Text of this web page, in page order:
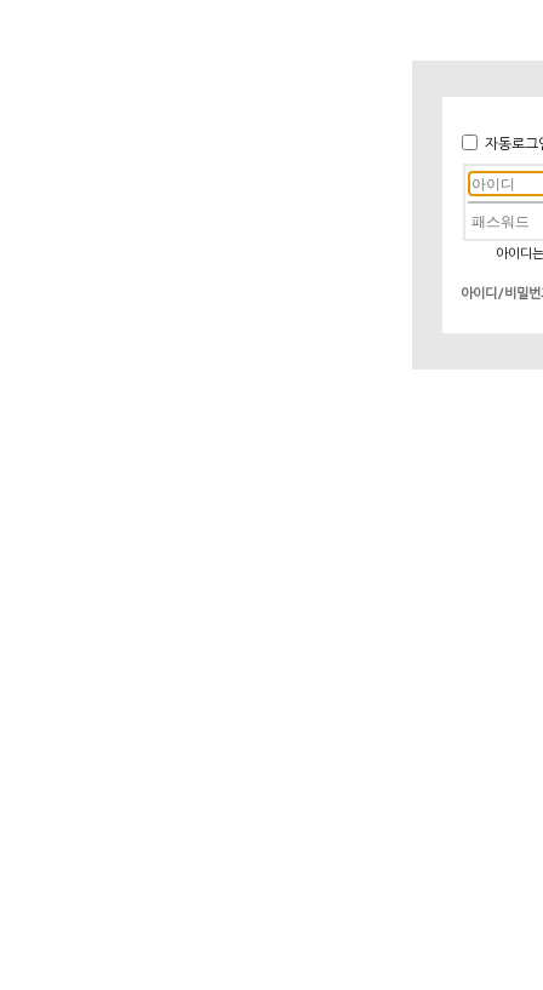
자동로그
아이디
아이디/비밀번